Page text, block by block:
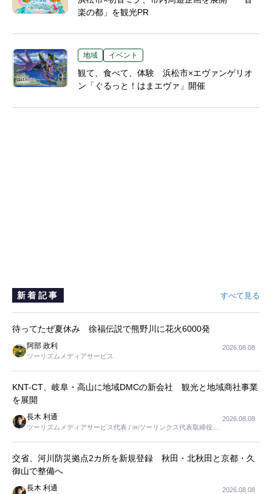
楽の都」を観光PR
地域 イベント
観て、食べて、体験 浜松市×エヴァンゲリオ
ン「ぐるっと！はまエヴァ」開催
新着記事 すべて見る
待ってたぜ夏休み 徐福伝説で熊野川に花火6000発
阿部 政利
ツーリズムメディアサービス
2026.08.08
KNT-CT、岐阜・高山に地域DMCの新会社 観光と地域商社事業
を展開
長木 利通
ツーリズムメディアサービス代表 / ㈱ツーリンクス代表取締役社
2026.08.08
交省、河川防災拠点2カ所を新規登録 秋田・北秋田と京都・久
御山で整備へ
長木 利通 2026.08.08